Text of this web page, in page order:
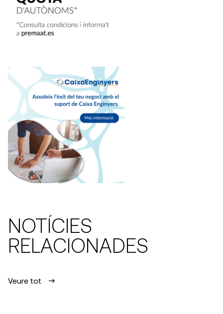
NOTÍCIES
RELACIONADES
Veure tot